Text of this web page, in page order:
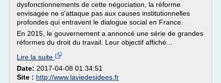
dysfonctionnements de cette négociation, la réforme
envisagée ne s'attaque pas aux causes institutionnelles
profondes qui entravent le dialogue social en France.
En 2015, le gouvernement a annoncé une série de grandes
réformes du droit du travail. Leur objectif affiché...
Lire la suite
Date: 2017-04-08 01:34:51
Site : http://www.laviedesidees.fr